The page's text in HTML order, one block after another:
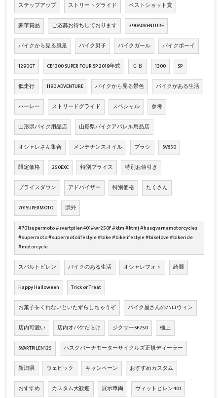
ステップアップ ストリートグライド ベストショット賞
豪華賞品 ご応募お待ちしております 390ADVENTURE
バイクから見る風景 バイク男子 バイクガール バイクボーイ
1290GT CB1300 SUPER FOUR SP 2019年式 ＣＢ 1300 SP
低走行 1190 ADVENTURE バイクから見る景色 バイクがある生活
ハーレー ストリードグライド スペシャル 参考
山形県バイク用品店 山形県バイクアパレル用品店
オシャレさん集合 メンテナンスオイル ブラシ SV650
限定価格 250EXC 特別プライス 特別お値引き
プライスダウン アドバイザー 特別価格 たくさん
701SUPERMOTO 県外
#701supermoto #svartpilen401#wr250f #ktm #ktmj #husqvarnamotorcycles
#supermoto #supermotolifestyle #bike #bikelifestyle #bikelove #bikeride
#motorcycle
スバルトピレン バイクのある生活 オシャレフォト 綺麗
Happy Halloween Trick or Treat
お菓子をくれないといたずらしちゃうぞ バイク屋さんのハロウィン
店内可愛い 店内オバケだらけ ジクサーSF250 極上
SVARTPILEN125 ハスクバーナモーターサイクルズ正規ディーラー
新潟県 ウェビック キャンペーン おすすめカスタム
おすすめ カスタム大歓迎 展示車両 ヴィットピレン401